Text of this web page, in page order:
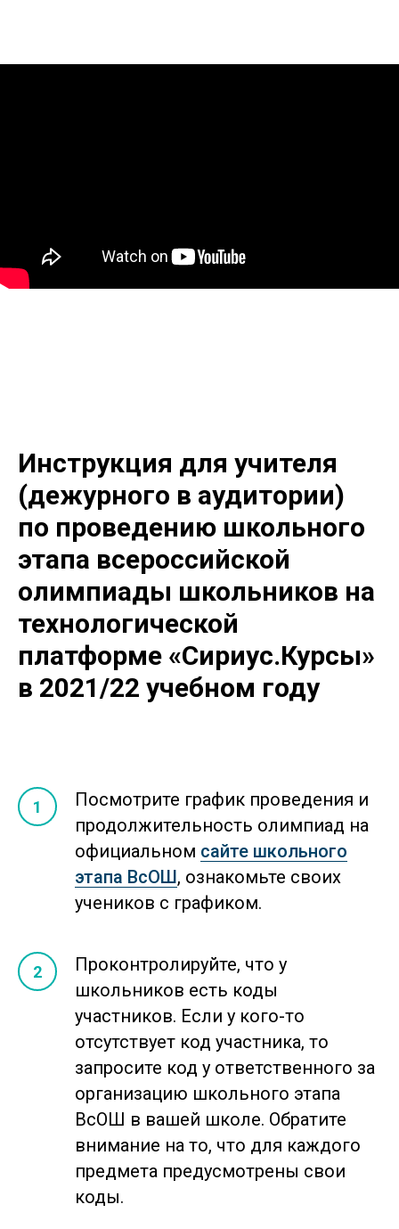
Инструкция для учителя
(дежурного в аудитории)
по проведению школьного
этапа всероссийской
олимпиады школьников на
технологической
платформе «Сириус.Курсы»
в 2021/22 учебном году
Посмотрите график проведения и
продолжительность олимпиад на
официальном сайте школьного
этапа ВсОШ, ознакомьте своих
учеников с графиком.
Проконтролируйте, что у
школьников есть коды
участников. Если у кого-то
отсутствует код участника, то
запросите код у ответственного за
организацию школьного этапа
ВсОШ в вашей школе. Обратите
внимание на то, что для каждого
предмета предусмотрены свои
коды.